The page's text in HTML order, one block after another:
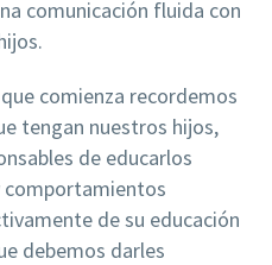
comunicación fluida con
comienza recordemos
tengan nuestros hijos,
de educarlos
de su educación
debemos darles